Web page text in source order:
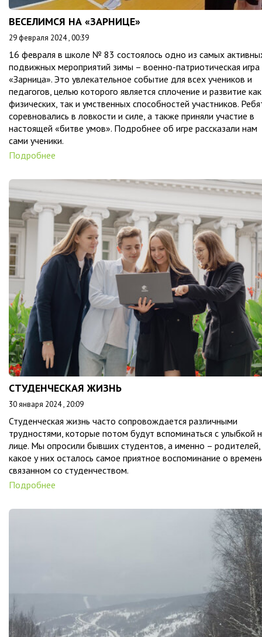
ВЕСЕЛИМСЯ НА «ЗАРНИЦЕ»
29 февраля 2024 , 00:39
16 февраля в школе № 83 состоялось одно из самых
подвижных мероприятий зимы – военно-патриотическая игра
«Зарница». Это увлекательное событие для всех учеников и
педагогов, целью которого является сплочение и развитие как
физических, так и умственных способностей участников.
соревновались в ловкости и силе, а также приняли участие в
настоящей «битве умов». Подробнее об игре рассказали нам
сами ученики.
Подробнее
СТУДЕНЧЕСКАЯ ЖИЗНЬ
30 января 2024 , 20:09
Студенческая жизнь часто сопровождается различными
трудностями, которые потом будут вспоминаться с улыбкой
лице. Мы опросили бывших студентов, а именно – родителей,
какое у них осталось самое приятное воспоминание о
связанном со студенчеством.
Подробнее